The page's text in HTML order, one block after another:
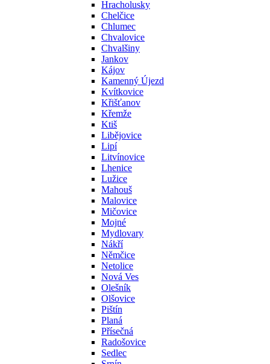
Hracholusky
Chelčice
Chlumec
Chvalovice
Chvalšiny
Jankov
Kájov
Kamenný Újezd
Kvítkovice
Křišťanov
Křemže
Ktiš
Libějovice
Lipí
Litvínovice
Lhenice
Lužice
Mahouš
Malovice
Mičovice
Mojné
Mydlovary
Nákří
Němčice
Netolice
Nová Ves
Olešník
Olšovice
Pištín
Planá
Přísečná
Radošovice
Sedlec